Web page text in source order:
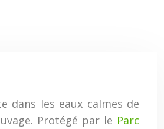
dans les eaux calmes de
Protégé par le Parc